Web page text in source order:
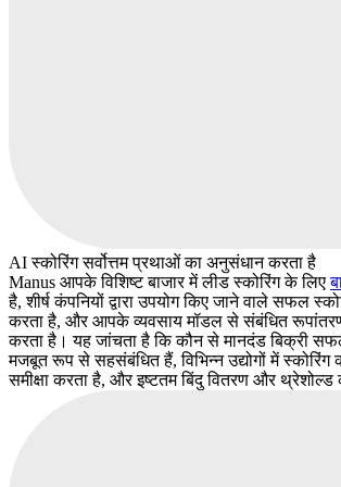
AI स्कोरिंग सर्वोत्तम प्रथाओं का अनुसंधान करता है
Manus आपके विशिष्ट बाजार में लीड स्कोरिंग के लिए
है, शीर्ष कंपनियों द्वारा उपयोग किए जाने वाले सफल
करता है, और आपके व्यवसाय मॉडल से संबंधित
करता है। यह जांचता है कि कौन से मानदंड बिक्री
मजबूत रूप से सहसंबंधित हैं, विभिन्न उद्योगों में स्कोरिंग
समीक्षा करता है, और इष्टतम बिंदु वितरण और थ्रेशोल्ड